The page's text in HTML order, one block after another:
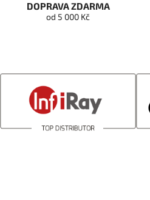
DOPRAVA ZDARMA
od 5 000 Kč